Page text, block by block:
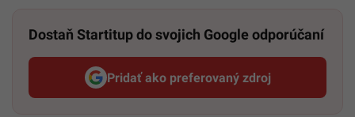
Dostaň Startitup do svojich Google odporúčaní
Pridať ako preferovaný zdroj
Startitup, odkaz sa otvorí v